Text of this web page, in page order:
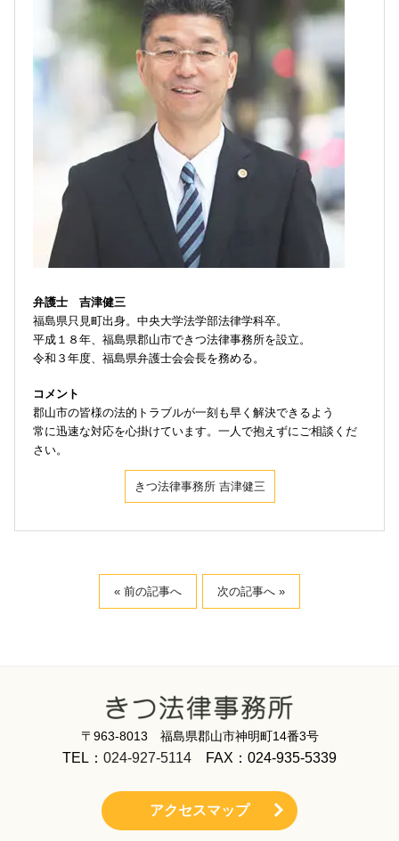
弁護士 吉津健三
福島県只見町出身。中央大学法学部法律学科卒。
平成１８年、福島県郡山市できつ法律事務所を設立。
令和３年度、福島県弁護士会会長を務める。
コメント
郡山市の皆様の法的トラブルが一刻も早く解決できるよう
常に迅速な対応を心掛けています。一人で抱えずにご相談くだ
さい。
きつ法律事務所 吉津健三
« 前の記事へ 次の記事へ »
〒963-8013 福島県郡山市神明町14番3号
TEL： 024-927-5114 FAX：024-935-5339
アクセスマップ